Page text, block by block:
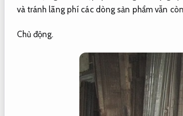
và tránh lãng phí các dòng sản phẩm vẫn
Chủ động.